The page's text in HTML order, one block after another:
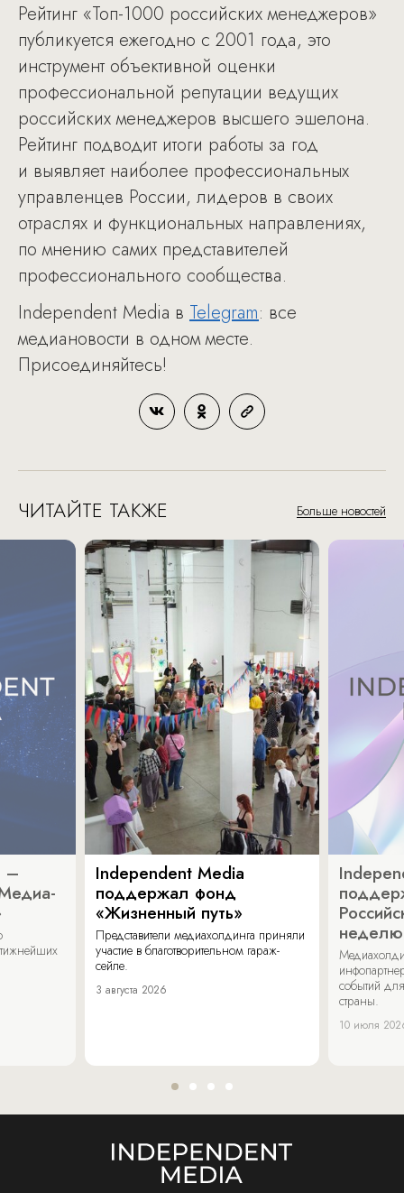
Рейтинг «Топ-1000 российских менеджеров»
публикуется ежегодно с 2001 года, это
инструмент объективной оценки
профессиональной репутации ведущих
российских менеджеров высшего эшелона.
Рейтинг подводит итоги работы за год
и выявляет наиболее профессиональных
управленцев России, лидеров в своих
отраслях и функциональных направлениях,
по мнению самих представителей
профессионального сообщества.
Independent Media в Telegram: все
медиановости в одном месте.
Присоединяйтесь!
ЧИТАЙТЕ ТАКЖЕ Больше новостей
–
Independent Media
поддержал фонд
«Жизненный путь»
Представители медиахолдинга приняли
участие в благотворительном гараж-
сейле.
3 августа 2026
неделю
событий
страны.
10 июля